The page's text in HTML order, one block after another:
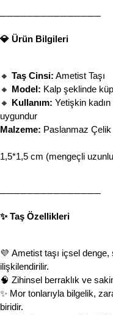
───────────────
💎 Ürün Bilgileri
🔸 Taş Cinsi: Ametist Taşı
🔸
Model: Kalp şeklinde
🔸
Kullanım: Yetişkin
Malzeme:
1,5*1,5 cm (mengeçli
───────────────
✨ Taş Özellikleri
💜 Ametist taşı içsel denge,
ilişkilendirilir.
🧠 Zihinsel berraklık ve
✨ Mor tonlarıyla bilgelik,
biridir.